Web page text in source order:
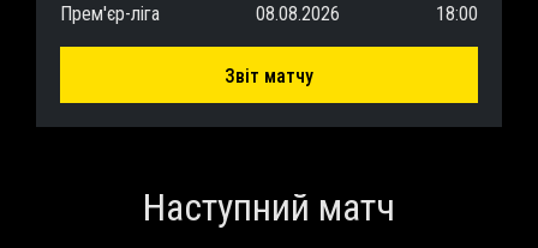
Прем'єр-ліга 08.08.2026 18:00
Звіт матчу
Наступний матч